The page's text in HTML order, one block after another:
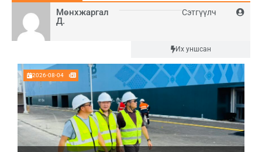
Мөнхжаргал
Д.
Сэтгүүлч
Их уншсан
2026-08-04